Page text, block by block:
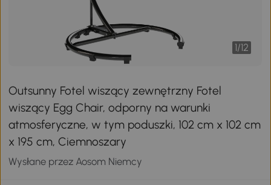
1/12
Outsunny Fotel wiszący zewnętrzny Fotel
wiszący Egg Chair, odporny na warunki
atmosferyczne, w tym poduszki, 102 cm x 102 cm
x 195 cm, Ciemnoszary
Wysłane przez Aosom Niemcy